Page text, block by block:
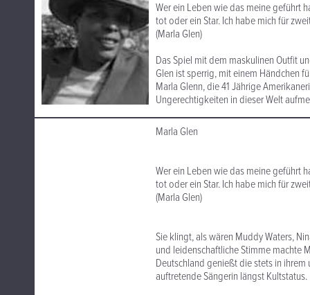
Wer ein Leben wie das meine geführt
tot oder ein Star. Ich habe mich für
(Marla Glen)
Das Spiel mit dem maskulinen Outfit
Glen ist sperrig, mit einem Händchen
Marla Glenn, die 41 Jährige
Ungerechtigkeiten in dieser Welt
Marla Glen
Wer ein Leben wie das meine geführt
tot oder ein Star. Ich habe mich für
(Marla Glen)
Sie klingt, als wären Muddy Waters,
und leidenschaftliche Stimme machte
Deutschland genießt die stets in
auftretende Sängerin längst Kultstatus.